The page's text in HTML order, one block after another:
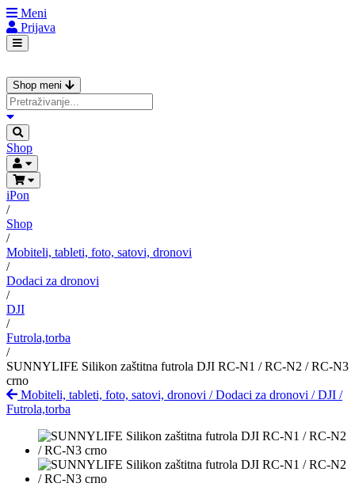
Meni
Prijava
Shop meni
Shop
iPon
/
Shop
/
Mobiteli, tableti, foto, satovi, dronovi
/
Dodaci za dronovi
/
DJI
/
Futrola,torba
/
SUNNYLIFE Silikon zaštitna futrola DJI RC-N1 / RC-N2 / RC-N3
crno
Mobiteli, tableti, foto, satovi, dronovi /Dodaci za dronovi /DJI /
Futrola,torba